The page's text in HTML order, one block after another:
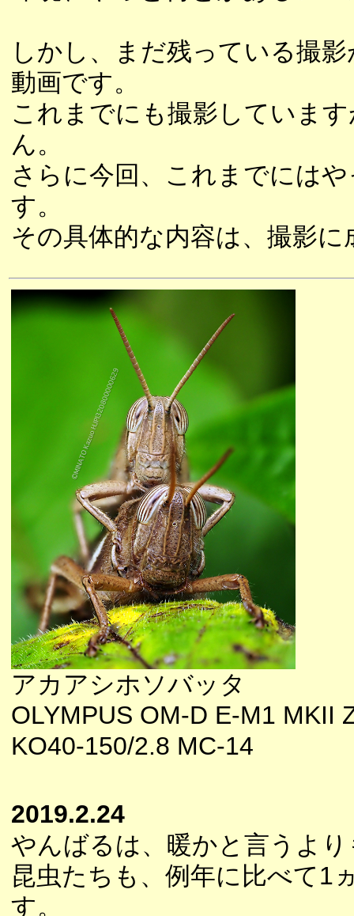
しかし、まだ残っている撮
動画です。
これまでにも撮影していま
ん。
さらに今回、これまでには
す。
その具体的な内容は、撮影
アカアシホソバッタ
OLYMPUS OM-D E-M1 MKII
KO40-150/2.8 MC-14
2019.2.24
やんばるは、暖かと言うよ
昆虫たちも、例年に比べて1
す。